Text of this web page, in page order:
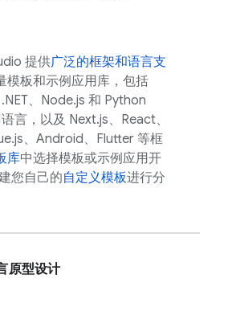
提供广泛的框架和语言支
模板和示例应用库，包括
、Node.js 和 Python
言，以及 Next.js、React、
、Android、Flutter 等框
库中选择模板或示例应用开
您自己的自定义模板进行分
原型设计